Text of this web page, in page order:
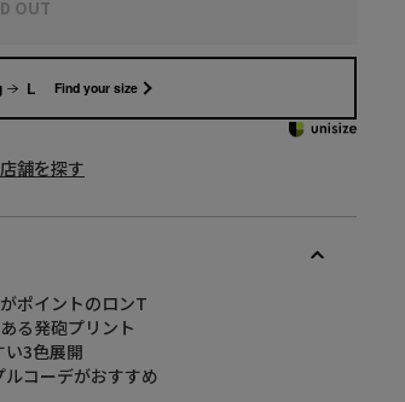
OUT
L Find your size
舗を探す
ポイントのロンT
る発砲プリント
い3色展開
コーデがおすすめ